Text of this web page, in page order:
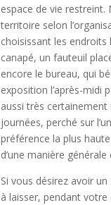
espace de vie restreint.
territoire selon
choisissant les
canapé, un fauteuil
encore le bureau, qui
exposition l’après-midi
aussi très
journées, perché sur
préférence la plus
d’une manière
Si vous désirez avoir
à laisser, pendant